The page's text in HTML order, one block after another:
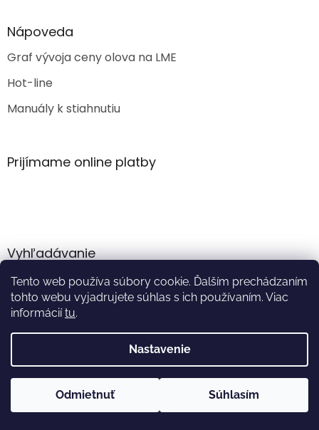
Tento web používa súbory cookie. Ďalším prechádzaním
tohto webu vyjadrujete súhlas s ich používaním. Viac
informáciítu.
Nastavenie
Odmietnuť Súhlasím
Nápoveda
Graf vývoja ceny olova na LME
Hot-line
Manuály k stiahnutiu
Prijímame online platby
Vyhľadávanie
HĽADAŤ
Vytvoril Shoptet
Copyright 2026Akumulator.sk . Všetky práva vyhradené.